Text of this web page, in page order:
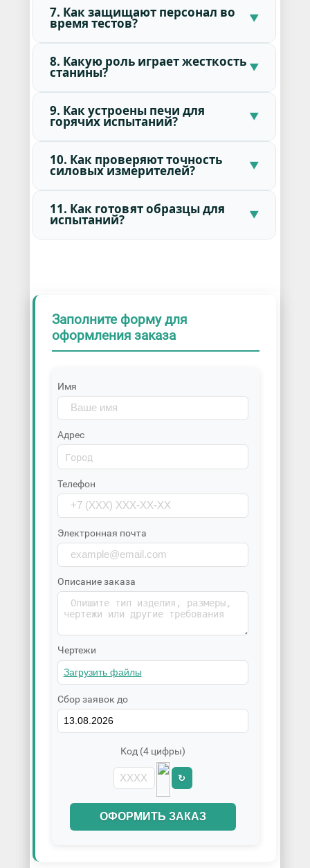
7. Как защищают персонал во
время тестов?
8. Какую роль играет жесткость
станины?
9. Как устроены печи для
горячих испытаний?
10. Как проверяют точность
силовых измерителей?
11. Как готовят образцы для
испытаний?
Заполните форму для
оформления заказа
Имя
Адрес
Телефон
Электронная почта
Описание заказа
Чертежи
Сбор заявок до
Код (4 цифры)
↻
ОФОРМИТЬ ЗАКАЗ